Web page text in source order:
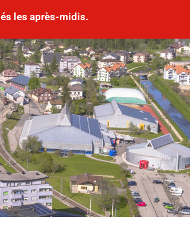
les après-midis.